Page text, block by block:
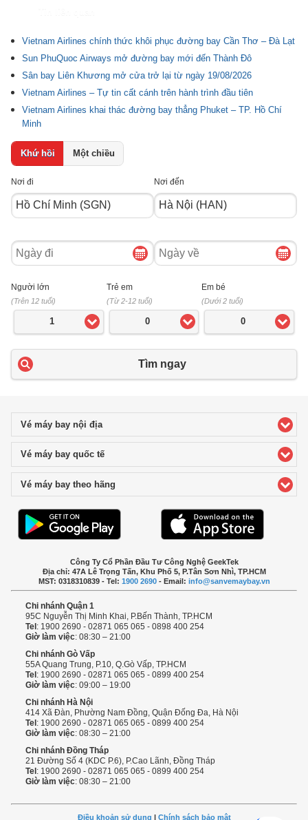
Vietnam Airlines chính thức khôi phục đường bay Cần Thơ – Đà Lạt
Sun PhuQuoc Airways mở đường bay mới đến Thành Đô
Sân bay Liên Khương mở cửa trở lại từ ngày 19/08/2026
Vietnam Airlines – Tự tin cất cánh trên hành trình đầu tiên
Vietnam Airlines khai thác đường bay thẳng Phuket – TP. Hồ Chí
Minh
Khứ hồi Một chiều
Nơi đi Nơi đến
Ngày
đi
Ngày
về
Người lớn
(Trên 12 tuổi)
1
Trẻ em
(Từ 2-12 tuổi)
0
Em bé
(Dưới 2 tuổi)
0
Tìm ngay
Vé máy bay nội địaclick to expand contents
Vé máy bay quốc tếclick to expand contents
Vé máy bay theo hãng
Công Ty Cổ Phần Đầu Tư Công Nghệ GeekTek
Địa chỉ: 47A Lê Trọng Tấn, Khu Phố 5, P.Tân Sơn Nhì, TP.HCM
MST: 0318310839 - Tel: 1900 2690- Email: info@sanvemaybay.vn
Chi nhánh Quận 1
95C Nguyễn Thị Minh Khai, P.Bến Thành, TP.HCM
Tel : 1900 2690 - 02871 065 065 - 0898 400 254
Giờ làm việc: 08:30 – 21:00
Chi nhánh Gò Vấp
55A Quang Trung, P.10, Q.Gò Vấp, TP.HCM
Tel : 1900 2690 - 02871 065 065 - 0899 400 254
Giờ làm việc: 09:00 – 19:00
Chi nhánh Hà Nội
414 Xã Đàn, Phường Nam Đồng, Quận Đống Đa, Hà Nội
Tel : 1900 2690 - 02871 065 065 - 0899 400 254
Giờ làm việc: 08:30 – 21:00
Chi nhánh Đồng Tháp
21 Đường Số 4 (KDC P.6), P.Cao Lãnh, Đồng Tháp
Tel : 1900 2690 - 02871 065 065 - 0899 400 254
Giờ làm việc: 08:30 – 21:00
Điều khoản sử dụng Chính sách bảo mật